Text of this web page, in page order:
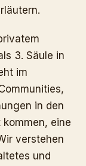
3. Säule in
im
in den
eine
verstehen
und